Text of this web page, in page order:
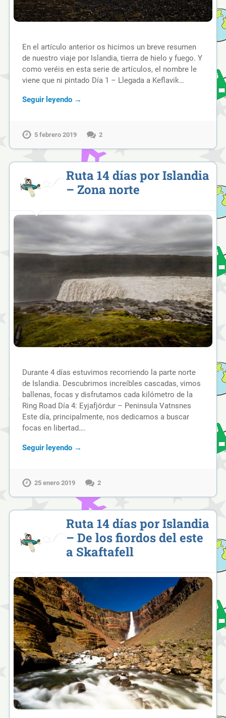
En el artículo anterior os hicimos un breve resumen
de nuestro viaje por Islandia, tierra de hielo y fuego. Y
como veréis en esta serie de artículos, el nombre le
viene que ni pintado Día 1 – Llegada a Keflavik…
Seguir leyendo →
5 febrero 2019 2
Ruta 14 días por Islandia
– Zona norte
Durante 4 días estuvimos recorriendo la parte norte
de Islandia. Descubrimos increíbles cascadas, vimos
ballenas, focas y disfrutamos cada kilómetro de la
Ring Road Día 4: Eyjafjördur – Peninsula Vatnsnes
Este día, principalmente, nos dedicamos a buscar
focas en libertad….
Seguir leyendo →
25 enero 2019 2
Ruta 14 días por Islandia
– De los fiordos del este
a Skaftafell